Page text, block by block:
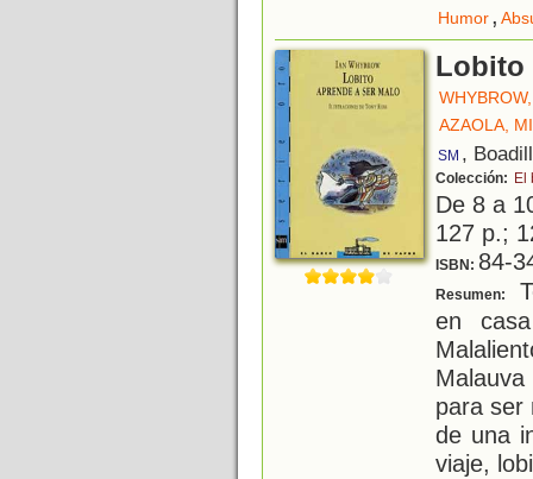
Humor,
Lobito
AZAOLA,
SM ,
Colección: El
De 8 a
127 p.;
ISBN: 84-
Resumen:
en
para ser
de una
viaje,